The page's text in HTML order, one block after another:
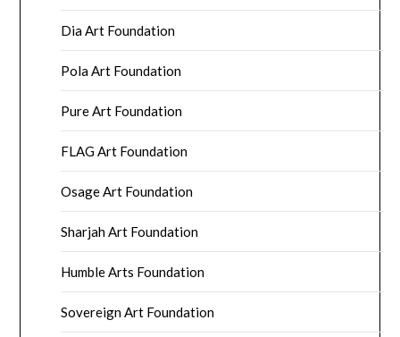
Dia Art Foundation
Pola Art Foundation
Pure Art Foundation
FLAG Art Foundation
Osage Art Foundation
Sharjah Art Foundation
Humble Arts Foundation
Sovereign Art Foundation